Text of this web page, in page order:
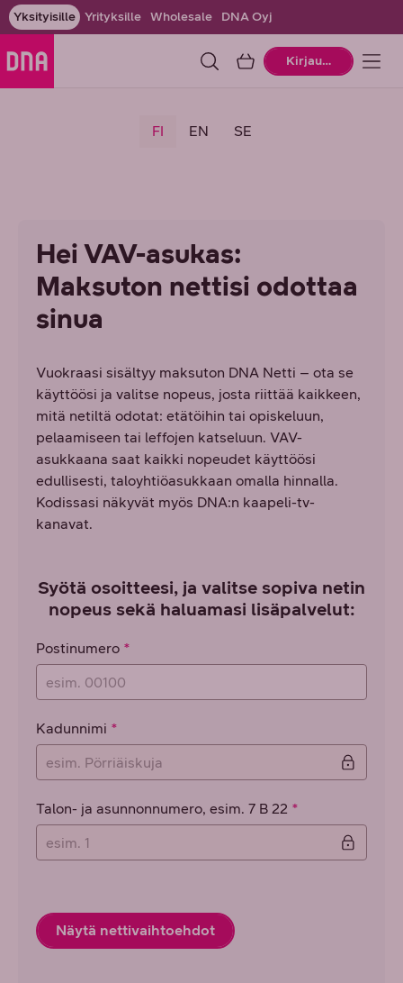
Yksityisille Yrityksille Wholesale DNA Oyj
OstoskoriKirjaudu
FI EN SE
Hei VAV-asukas:
Maksuton nettisi odottaa
sinua
Vuokraasi sisältyy maksuton DNA Netti – ota se
käyttöösi ja valitse nopeus, josta riittää kaikkeen,
mitä netiltä odotat: etätöihin tai opiskeluun,
pelaamiseen tai leffojen katseluun. VAV-
asukkaana saat kaikki nopeudet käyttöösi
edullisesti, taloyhtiöasukkaan omalla hinnalla.
Kodissasi näkyvät myös DNA:n kaapeli-tv-
kanavat.
Syötä osoitteesi, ja valitse sopiva netin
nopeus sekä haluamasi lisäpalvelut:
Osoitetiedot
Postinumero
Kadunnimi
Talon- ja asunnonnumero, esim. 7 B 22
Näytä nettivaihtoehdot